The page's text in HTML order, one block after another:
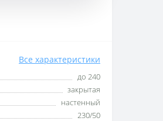
Все характеристики
до 240
закрытая
настенный
230/50